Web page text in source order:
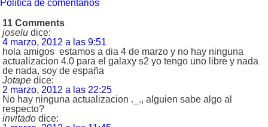
Política de comentarios
11 Comments
joselu dice:
4 marzo, 2012 a las 9:51
hola amigos estamos a dia 4 de marzo y no hay ninguna
actualizacion 4.0 para el galaxy s2 yo tengo uno libre y nada
de nada, soy de españa
Jotape dice:
2 marzo, 2012 a las 22:25
No hay ninguna actualizacion ._., alguien sabe algo al
respecto?
invitado dice: